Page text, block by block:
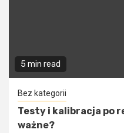
5 min read
Bez kategorii
Testy i kalibracja po
ważne?